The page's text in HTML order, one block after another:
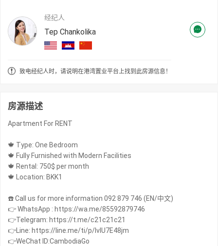
经纪人
Tep Chankolika
致电经纪人时，请说明在港湾置业平台上找到此房源信息！
房源描述
Apartment For RENT
🍁 Type: One Bedroom
🍁 Fully Furnished with Modern Facilities
🍁 Rental: 750$ per month
🍁 Location: BKK1
☎️ Call us for more information 092 879 746 (EN/中文)
👉 WhatsApp : https://wa.me/85592879746
👉Telegram: https://t.me/c21c21c21
👉Line: https://line.me/ti/p/IvIU7E48jm
👉WeChat ID:CambodiaGo